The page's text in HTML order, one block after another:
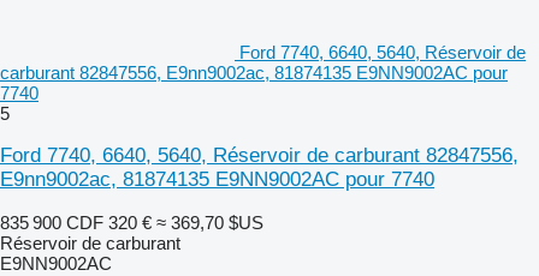
Ford 7740, 6640, 5640, Réservoir de
carburant 82847556, E9nn9002ac, 81874135 E9NN9002AC pour
7740
5
Ford 7740, 6640, 5640, Réservoir de carburant 82847556,
E9nn9002ac, 81874135 E9NN9002AC pour 7740
835 900 CDF 320 € ≈ 369,70 $US
Réservoir de carburant
E9NN9002AC